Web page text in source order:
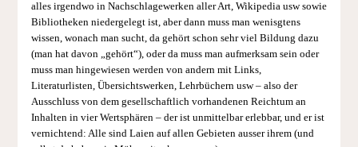
alles irgendwo in Nachschlagewerken aller Art, Wikipedia usw sowie
Bibliotheken niedergelegt ist, aber dann muss man wenisgtens
wissen, wonach man sucht, da gehört schon sehr viel Bildung dazu
(man hat davon „gehört“), oder da muss man aufmerksam sein oder
muss man hingewiesen werden von andern mit Links,
Literaturlisten, Übersichtswerken, Lehrbüchern usw – also der
Ausschluss von dem gesellschaftlich vorhandenen Reichtum an
Inhalten in vier Wertsphären – der ist unmittelbar erlebbar, und er ist
vernichtend: Alle sind Laien auf allen Gebieten ausser ihrem (und